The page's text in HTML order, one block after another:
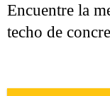
Encuentre la
techo de